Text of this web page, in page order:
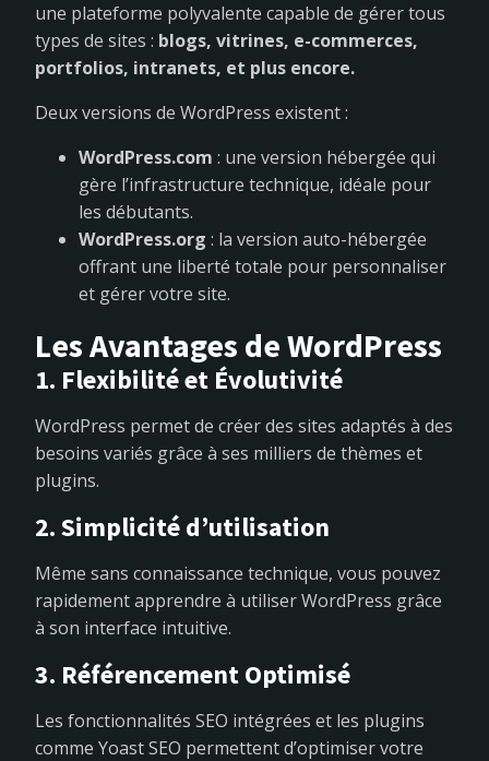
une plateforme polyvalente capable de gérer tous
types de sites : blogs, vitrines, e-commerces,
portfolios, intranets, et plus encore.
Deux versions de WordPress existent :
WordPress.com : une version hébergée qui
gère l’infrastructure technique, idéale pour
les débutants.
WordPress.org : la version auto-hébergée
offrant une liberté totale pour personnaliser
et gérer votre site.
Les Avantages de WordPress
1. Flexibilité et Évolutivité
WordPress permet de créer des sites adaptés à des
besoins variés grâce à ses milliers de thèmes et
plugins.
2. Simplicité d’utilisation
Même sans connaissance technique, vous pouvez
rapidement apprendre à utiliser WordPress grâce
à son interface intuitive.
3. Référencement Optimisé
Les fonctionnalités SEO intégrées et les plugins
comme Yoast SEO permettent d’optimiser votre